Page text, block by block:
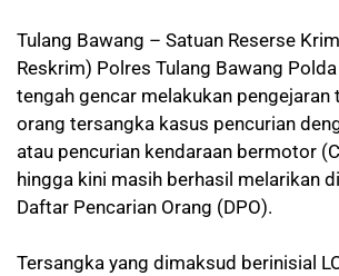
Tulang Bawang – Satuan Reserse
Reskrim) Polres Tulang Bawang
tengah gencar melakukan pengejaran
orang tersangka kasus pencurian
atau pencurian kendaraan bermotor
hingga kini masih berhasil melarikan
Daftar Pencarian Orang (DPO).
Tersangka yang dimaksud berinisial